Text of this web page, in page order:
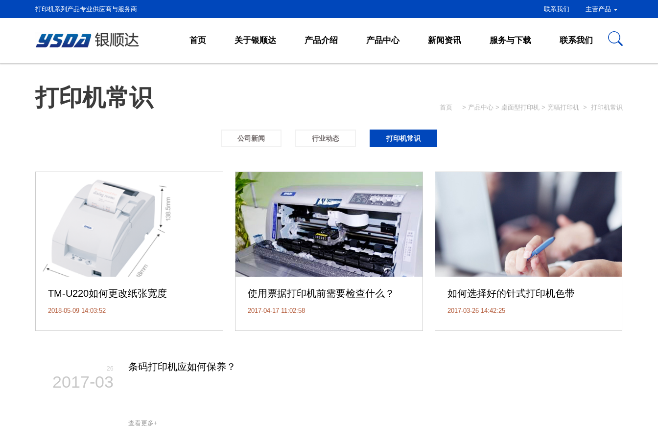
主营产品
打印机系列产品专业供应商与服务商 联系我们
首页 关于银顺达 产品介绍 产品中心 新闻资讯 服务与下载 联系我们
打印机常识 首页 > 产品中心 > 桌面型打印机 > 宽幅打印机 > 打印机常识
公司新闻 行业动态 打印机常识
TM-U220如何更改纸张宽度
2018-05-09 14:03:52
使用票据打印机前需要检查什么？
2017-04-17 11:02:58
如何选择好的针式打印机色带
2017-03-26 14:42:25
26
2017-03
条码打印机应如何保养？
查看更多+